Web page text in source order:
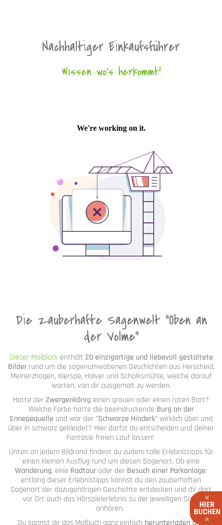
Nachhaltiger Einkaufsführer
Wissen wo's herkommt!
Die zauberhafte Sagenwelt "Oben an
der Volme"
Dieser Malblockenthält 20 einzigartige und liebevoll gestaltete
Bilderrund um die sagenumwobenen Geschichten aus Herscheid,
Meinerzhagen, Kierspe, Halver und Schalksmühle, welche darauf
warten, von dir ausgemalt zu werden.
Hatte derZwergenkönig einen grauen oder einen roten Bart?
Welche Farbe hatte die beeindruckende Burg an der
Ennepequelle und war der "Schwarze Hinderk"wirklich über und
über in schwarz gekleidet? Hier darfst du entscheiden und deiner
Fantasie freien Lauf lassen!
Unten an jedem Bildrand findest du zudem tolle Erlebnistipps für
einen kleinen Ausflug rund um diesen Sagenort. Ob eine
Wanderung, eine Radtour oder der Besuch einer Parkanlage:
entlang dieser Erlebnistipps kannst du den zauberhaften
Sagenort der dazugehörigen Geschichte entdecken und dir dort
vor Ort auch das Hörspielerlebnis zu der jeweiligen Sage
anhören.
Du kannst dir das Malbuch ganz einfach herunterladen und